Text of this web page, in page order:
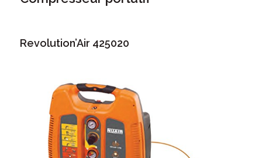
Revolution’Air 425020